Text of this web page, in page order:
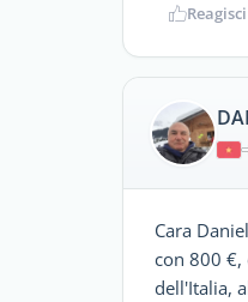
Reagisci
Cara
con 800
dell'Italia,